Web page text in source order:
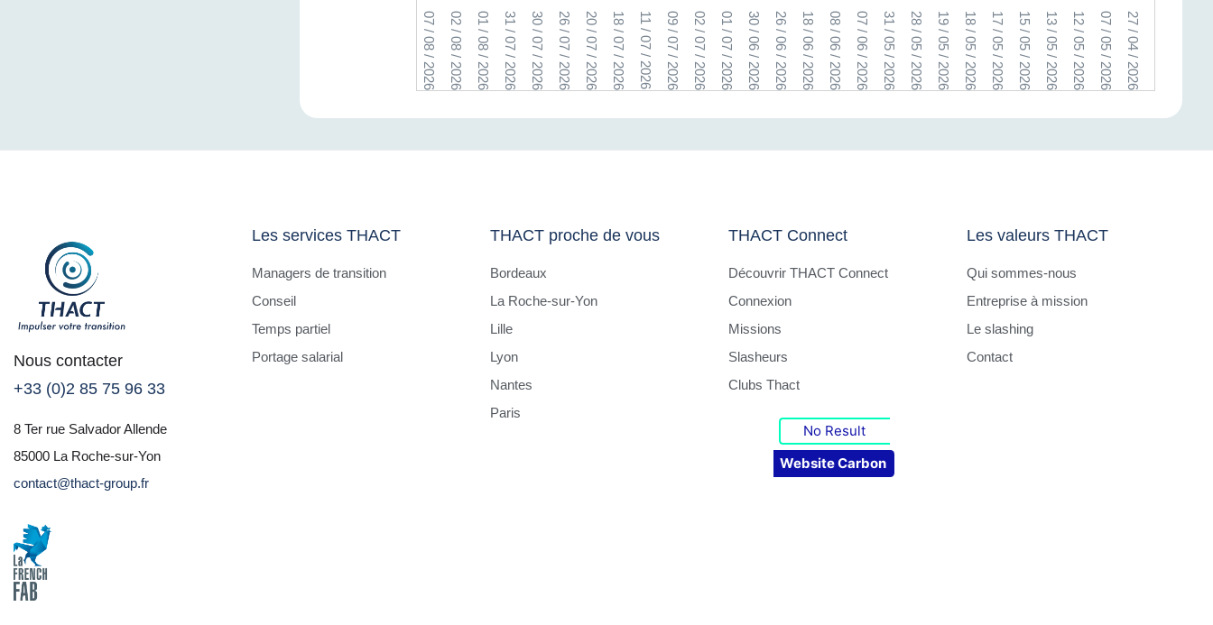
27 / 04 / 2026
07 / 05 / 2026
12 / 05 / 2026
13 / 05 / 2026
15 / 05 / 2026
17 / 05 / 2026
18 / 05 / 2026
19 / 05 / 2026
28 / 05 / 2026
31 / 05 / 2026
07 / 06 / 2026
08 / 06 / 2026
18 / 06 / 2026
26 / 06 / 2026
30 / 06 / 2026
01 / 07 / 2026
02 / 07 / 2026
09 / 07 / 2026
11 / 07 / 2026
18 / 07 / 2026
20 / 07 / 2026
26 / 07 / 2026
30 / 07 / 2026
31 / 07 / 2026
01 / 08 / 2026
02 / 08 / 2026
07 / 08 / 2026
Nous contacter
+33 (0)2 85 75 96 33
8 Ter rue Salvador Allende
85000 La Roche-sur-Yon
contact@thact-group.fr
Les services THACT
Managers de transition
Conseil
Temps partiel
Portage salarial
THACT proche de vous
Bordeaux
La Roche-sur-Yon
Lille
Lyon
Nantes
Paris
THACT Connect
Découvrir THACT Connect
Connexion
Missions
Slasheurs
Clubs Thact
No Result
Website Carbon
Les valeurs THACT
Qui sommes-nous
Entreprise à mission
Le slashing
Contact